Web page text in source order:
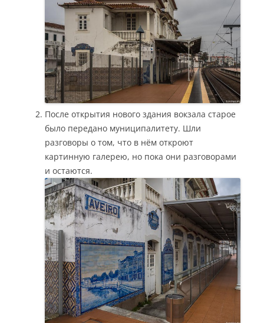
После открытия нового здания вокзала старое
было передано муниципалитету. Шли
разговоры о том, что в нём откроют
картинную галерею, но пока они разговорами
и остаются.